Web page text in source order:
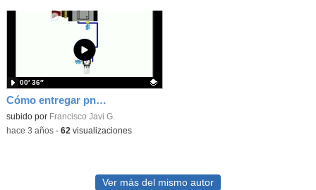
Cómo entregar pneumatic developer
Contenido educativo.
subido por Francisco Javi G.
00′ 36″
-hace 3 años- 62 visualizaciones
Ver más del mismo autor